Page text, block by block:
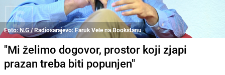
Foto: N.G / Radiosarajevo: Faruk Vele na Bookstanu
"Mi želimo dogovor, prostor koji zjapi
prazan treba biti popunjen"